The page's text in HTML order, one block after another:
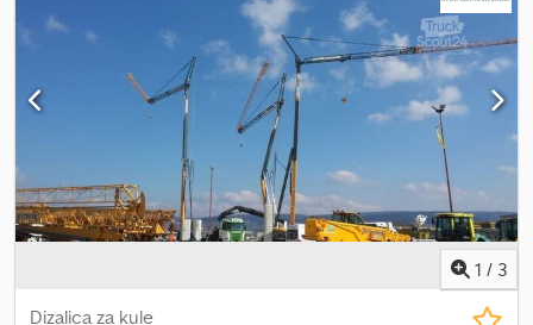
= Za više informacija obratite se Jörgu Bieneku.
1 / 3
Dizalica za kule